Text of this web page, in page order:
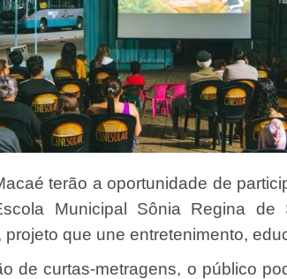
terão a oportunidade de
Municipal Sônia Regina
projeto que une entretenimento,
de curtas-metragens, o público